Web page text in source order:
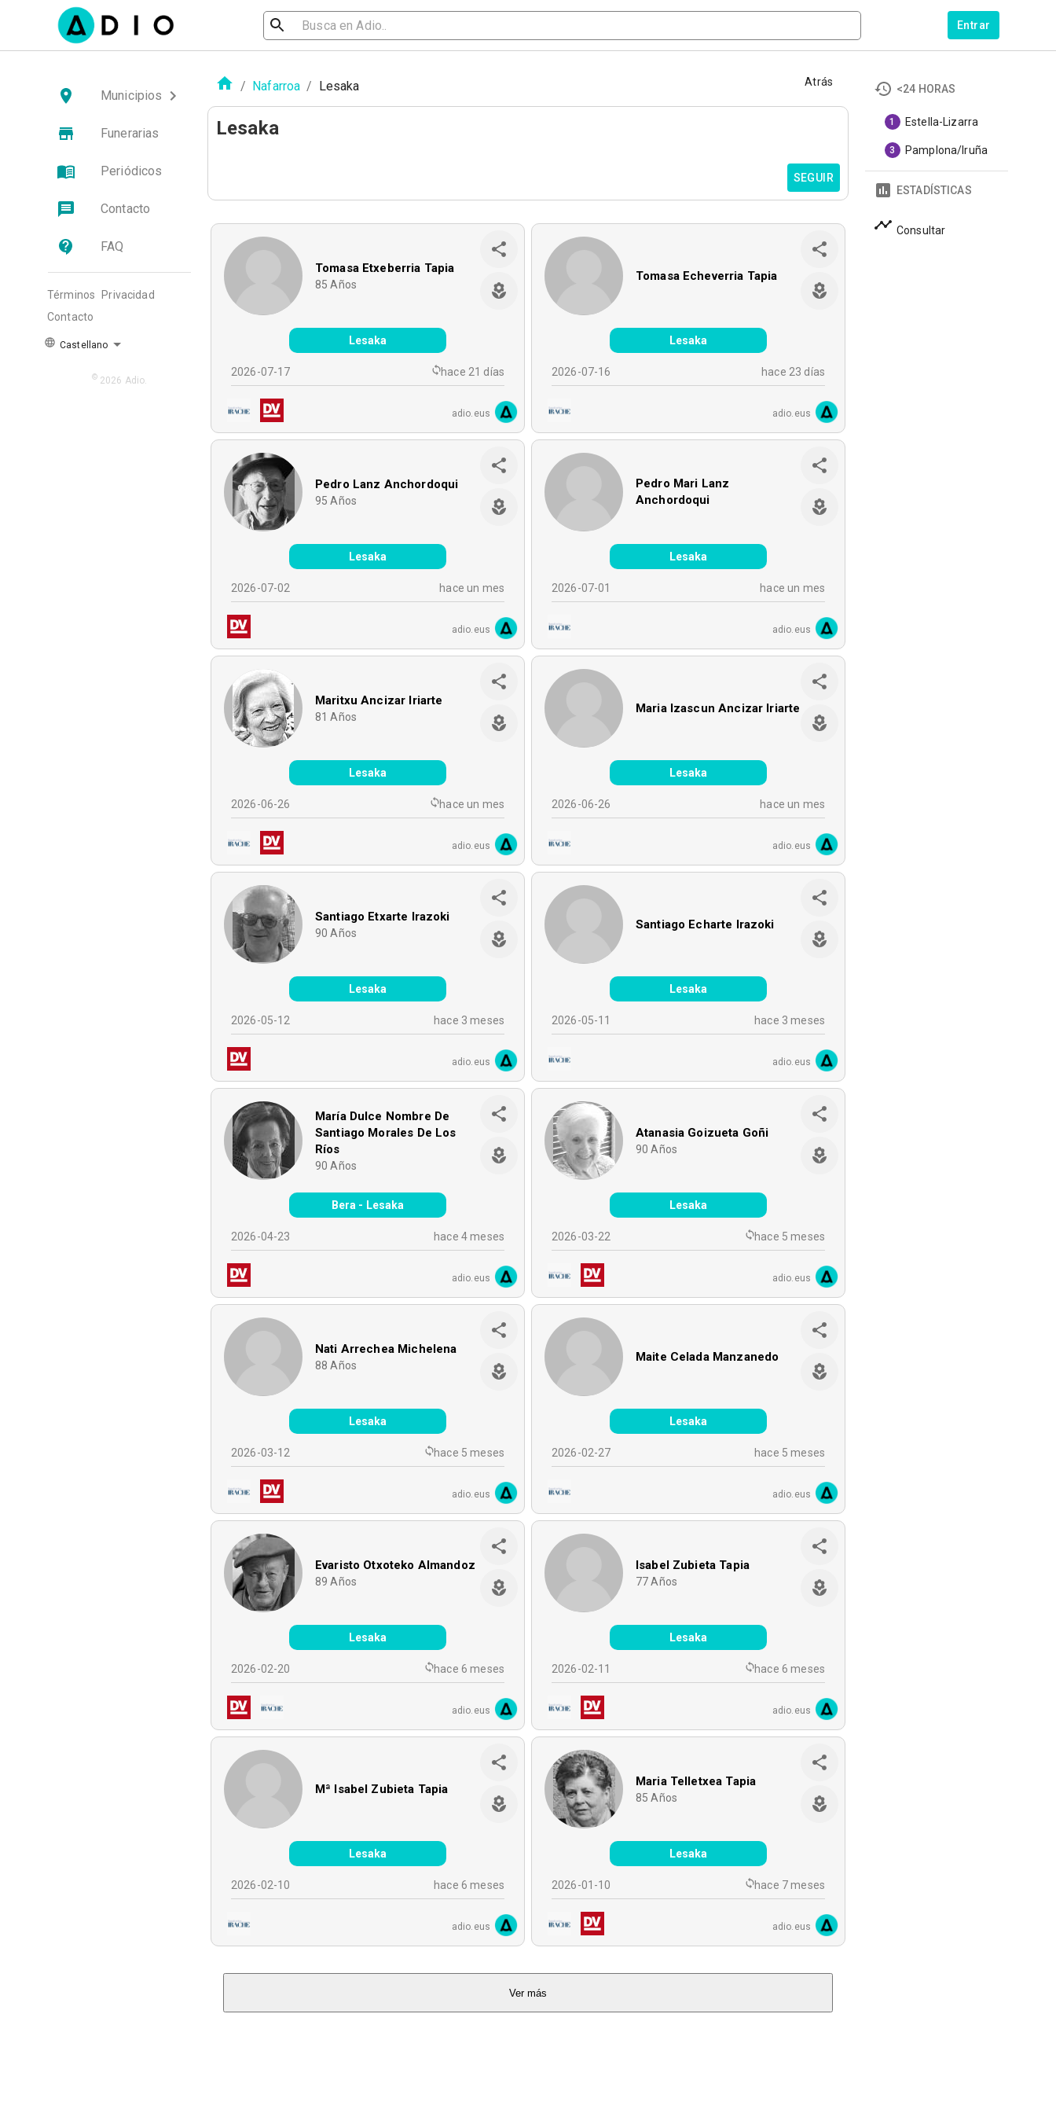
Entrar
Municipios
Funerarias
Periódicos
Contacto
FAQ
Términos
Privacidad
Contacto
Castellano
© 2026 Adio.
/ Nafarroa / Lesaka Atrás
Lesaka
SEGUIR
Tomasa Etxeberria Tapia
85 Años
Lesaka
2026-07-17 hace 21 días
adio.eus
Tomasa Echeverria Tapia
Lesaka
2026-07-16 hace 23 días
adio.eus
Pedro Lanz Anchordoqui
95 Años
Lesaka
2026-07-02 hace un mes
adio.eus
Pedro Mari Lanz
Anchordoqui
Lesaka
2026-07-01 hace un mes
adio.eus
Maritxu Ancizar Iriarte
81 Años
Lesaka
2026-06-26 hace un mes
adio.eus
Maria Izascun Ancizar Iriarte
Lesaka
2026-06-26 hace un mes
adio.eus
Santiago Etxarte Irazoki
90 Años
Lesaka
2026-05-12 hace 3 meses
adio.eus
Santiago Echarte Irazoki
Lesaka
2026-05-11 hace 3 meses
adio.eus
María Dulce Nombre De
Santiago Morales De Los
Ríos
90 Años
Bera - Lesaka
2026-04-23 hace 4 meses
adio.eus
Atanasia Goizueta Goñi
90 Años
Lesaka
2026-03-22 hace 5 meses
adio.eus
Nati Arrechea Michelena
88 Años
Lesaka
2026-03-12 hace 5 meses
adio.eus
Maite Celada Manzanedo
Lesaka
2026-02-27 hace 5 meses
adio.eus
Evaristo Otxoteko Almandoz
89 Años
Lesaka
2026-02-20 hace 6 meses
adio.eus
Isabel Zubieta Tapia
77 Años
Lesaka
2026-02-11 hace 6 meses
adio.eus
Mª Isabel Zubieta Tapia
Lesaka
2026-02-10 hace 6 meses
adio.eus
Maria Telletxea Tapia
85 Años
Lesaka
2026-01-10 hace 7 meses
adio.eus
Ver más
<24 HORAS
1 Estella-Lizarra
3 Pamplona/Iruña
ESTADÍSTICAS
Consultar